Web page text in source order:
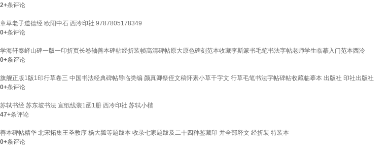
2+条评论
章草老子道德经 欧阳中石 西泠印社 9787805178349
0+条评论
学海轩秦峄山碑一版一印折页长卷轴善本碑帖经折装帧高清碑帖原大原色碑刻范本收藏李斯篆书毛笔书法字帖老师学生临摹入门范本西泠
0+条评论
旗舰正版1版1印行草卷三 中国书法经典碑帖导临类编 颜真卿祭侄文稿怀素小草千字文 行草毛笔书法字帖碑帖收藏临摹本 出版社 印社出版社
0+条评论
苏轼书经 苏东坡书法 宣纸线装1函1册 西冷印社 苏轼小楷
47+条评论
善本碑帖精华 北宋拓集王圣教序 杨大瓢等题跋本 收录七家题跋及二十四种鉴藏印 并全部释文 经折装 特装本
0+条评论